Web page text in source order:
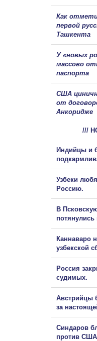
Как
первой
Ташкента
У «новых
массово
паспорта
США
от
Анкоридже
///
Индийцы и
Узбеки
Россию.
В
Каннаваро
узбекской
Россия
судимых.
Австрийцы
за
Синдаров
против США